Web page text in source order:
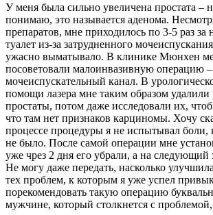
У меня была сильно увеличена простата –
понимаю, это называется аденома.
препаратов, мне приходилось по 3-5 раз за
туалет из-за затрудненного
ужасно выматывало. В клинике Мюнхен
посоветовали малоинвазивную операцию –
мочеиспускательный канал. В
помощи лазера мне таким образом удалили
простаты, потом даже исследовали их,
что там нет признаков карциномы. Хочу
процессе процедуры я не испытывал боли,
не было. После самой операции мне
уже чрез 2 дня его убрали, а на следующий
Не могу даже передать, насколько
тех проблем, к которым я уже успел
порекомендовать такую операцию
мужчине, который столкнется с